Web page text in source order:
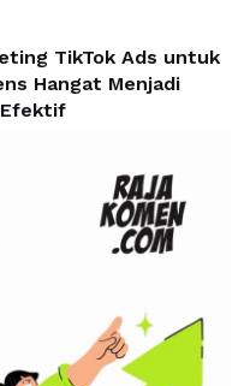
TikTok Ads untuk
Hangat Menjadi
Efektif